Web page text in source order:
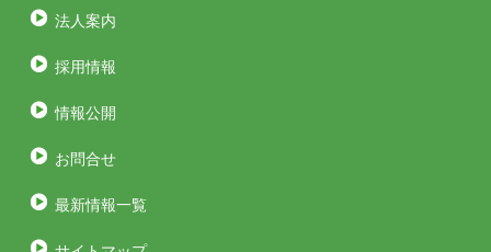
法人案内
採用情報
情報公開
お問合せ
最新情報一覧